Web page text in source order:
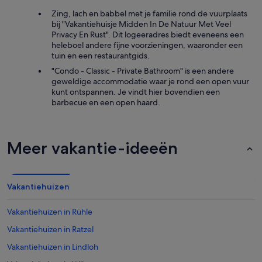
Zing, lach en babbel met je familie rond de vuurplaats
bij "Vakantiehuisje Midden In De Natuur Met Veel
Privacy En Rust". Dit logeeradres biedt eveneens een
heleboel andere fijne voorzieningen, waaronder een
tuin en een restaurantgids.
"Condo - Classic - Private Bathroom" is een andere
geweldige accommodatie waar je rond een open vuur
kunt ontspannen. Je vindt hier bovendien een
barbecue en een open haard.
Meer vakantie-ideeën
Vakantiehuizen
Vakantiehuizen in Rühle
Vakantiehuizen in Ratzel
Vakantiehuizen in Lindloh